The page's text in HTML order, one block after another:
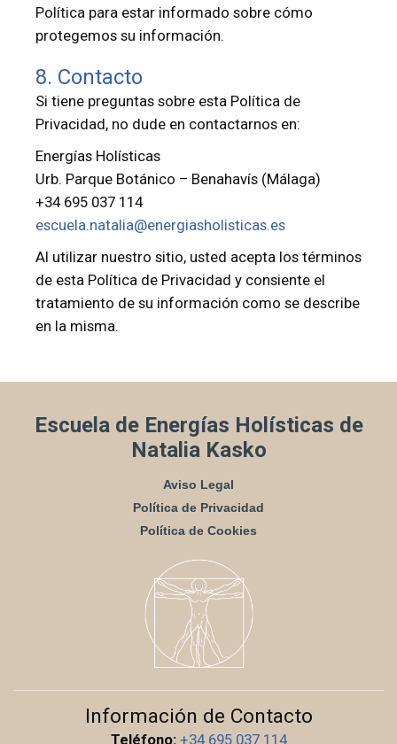
Política para estar informado sobre cómo
protegemos su información.
8. Contacto
Si tiene preguntas sobre esta Política de
Privacidad, no dude en contactarnos en:
Energías Holísticas
Urb. Parque Botánico – Benahavís (Málaga)
+34 695 037 114
escuela.natalia@energiasholisticas.es
Al utilizar nuestro sitio, usted acepta los términos
de esta Política de Privacidad y consiente el
tratamiento de su información como se describe
en la misma.
Escuela de Energías Holísticas de
Natalia Kasko
Aviso Legal
Política de Privacidad
Política de Cookies
Información de Contacto
Teléfono: +34 695 037 114